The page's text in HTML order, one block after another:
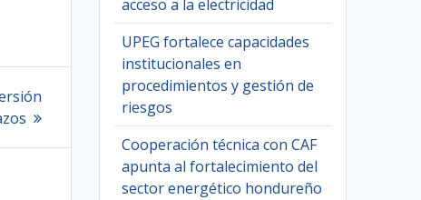
acceso a la electricidad
UPEG fortalece capacidades
institucionales en
procedimientos y gestión de
riesgos
Cooperación técnica con CAF
apunta al fortalecimiento del
sector energético hondureño